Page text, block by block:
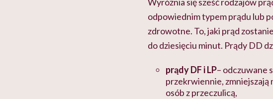
odpowiednim typem prądu lub
zdrowotne. To, jaki prąd
do dziesięciu minut. Prądy DD
prądy DF i LP– odczuwane
przekrwiennie, zmniejszają
osób z przeczulicą,